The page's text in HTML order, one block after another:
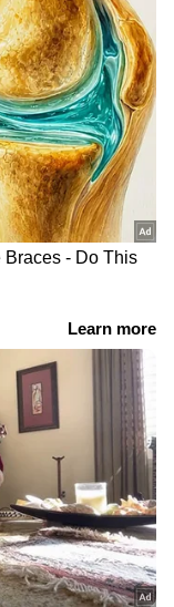
ആവശ്യത്തിനാണ്
സ്‌ട്രൈക്ക്
തിലക്